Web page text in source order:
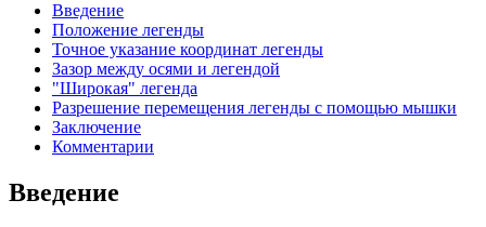
Введение
Положение легенды
Точное указание координат легенды
Зазор между осями и легендой
"Широкая" легенда
Разрешение перемещения легенды с помощью мышки
Заключение
Комментарии
Введение